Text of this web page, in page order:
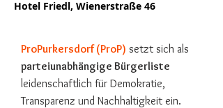
Hotel Friedl, Wienerstraße 46
ProPurkersdorf (ProP) setzt sich als
parteiunabhängige Bürgerliste
leidenschaftlich für Demokratie,
Transparenz und Nachhaltigkeit ein.